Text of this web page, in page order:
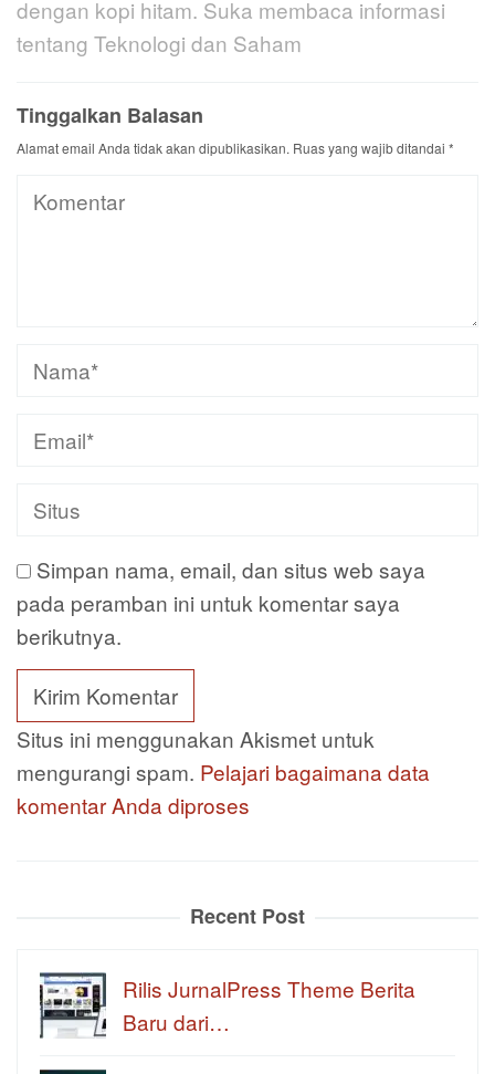
dengan kopi hitam. Suka membaca informasi
tentang Teknologi dan Saham
Tinggalkan Balasan
Alamat email Anda tidak akan dipublikasikan. Ruas yang wajib ditandai *
Simpan nama, email, dan situs web saya
pada peramban ini untuk komentar saya
berikutnya.
Situs ini menggunakan Akismet untuk
mengurangi spam. Pelajari bagaimana data
komentar Anda diproses
Recent Post
Rilis JurnalPress Theme Berita
Baru dari…